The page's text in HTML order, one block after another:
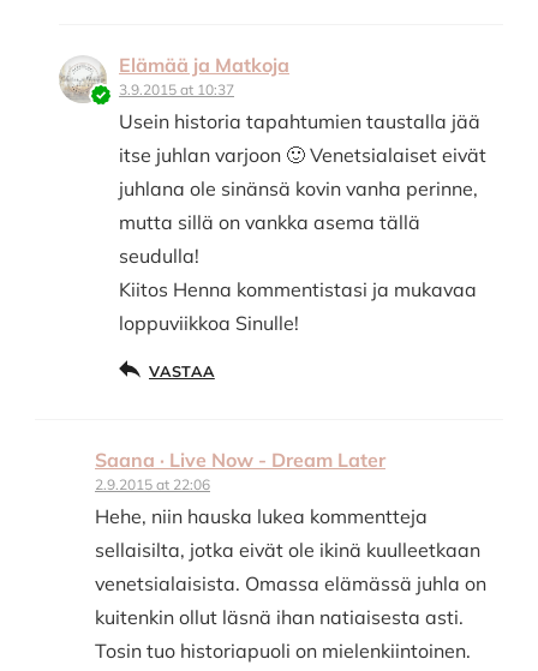
Elämää ja Matkoja
3.9.2015 at 10:37
Usein historia tapahtumien taustalla jää
itse juhlan varjoon 🙂 Venetsialaiset eivät
juhlana ole sinänsä kovin vanha perinne,
mutta sillä on vankka asema tällä
seudulla!
Kiitos Henna kommentistasi ja mukavaa
loppuviikkoa Sinulle!
VASTAA
Saana · Live Now - Dream Later
2.9.2015 at 22:06
Hehe, niin hauska lukea kommentteja
sellaisilta, jotka eivät ole ikinä kuulleetkaan
venetsialaisista. Omassa elämässä juhla on
kuitenkin ollut läsnä ihan natiaisesta asti.
Tosin tuo historiapuoli on mielenkiintoinen.